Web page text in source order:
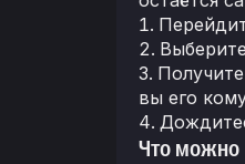
вы его
Что можно